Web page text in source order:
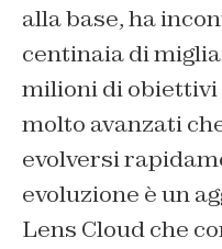
alla base, ha
centinaia di
milioni di obiettivi
molto avanzati
evolversi
evoluzione è un
Lens Cloud che